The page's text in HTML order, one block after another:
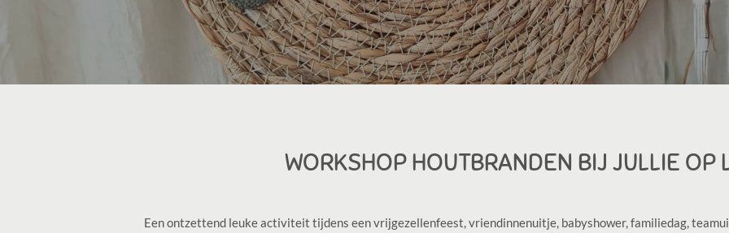
WORKSHOP HOUTBRANDEN BIJ JULLIE OP
Een ontzettend leuke activiteit tijdens een vrijgezellenfeest, vriendinnenuitje, babyshower, familiedag,